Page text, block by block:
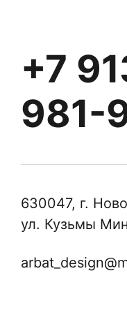
+7
981-
630047, г.
ул. Кузьмы
arbat_design